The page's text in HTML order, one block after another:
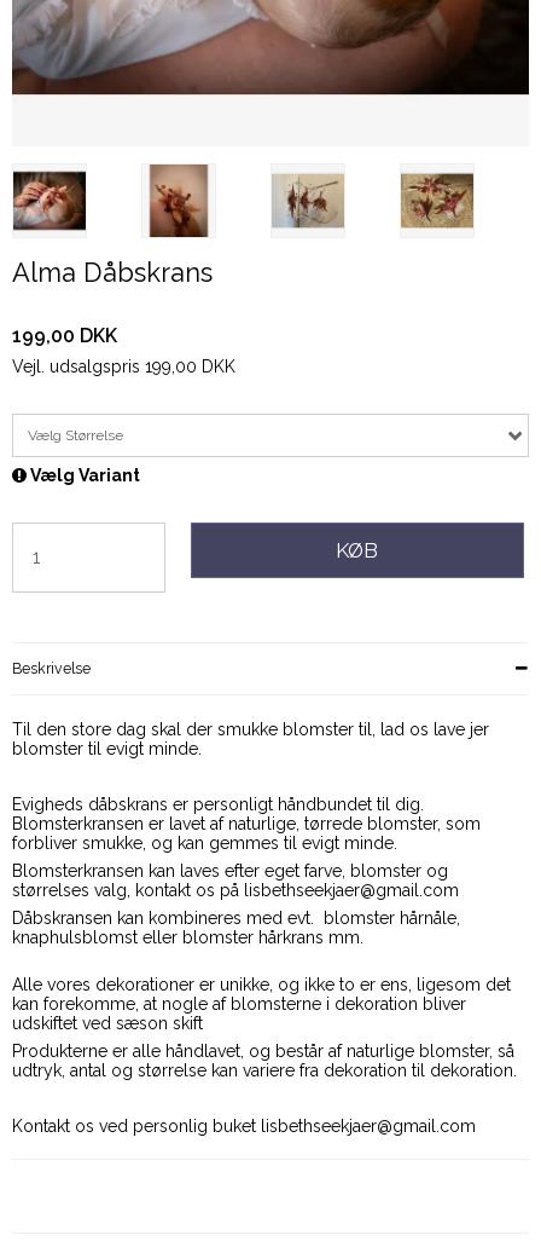
Alma Dåbskrans
199,00 DKK
Vejl. udsalgspris 199,00 DKK
Vælg Størrelse
Vælg Variant
KØB
Beskrivelse
Til den store dag skal der smukke blomster til, lad os lave jer
blomster til evigt minde.
Evigheds dåbskrans er personligt håndbundet til dig.
Blomsterkransen er lavet af naturlige, tørrede blomster, som
forbliver smukke, og kan gemmes til evigt minde.
Blomsterkransen kan laves efter eget farve, blomster og
størrelses valg, kontakt os på lisbethseekjaer@gmail.com
Dåbskransen kan kombineres med evt. blomster hårnåle,
knaphulsblomst eller blomster hårkrans mm.
Alle vores dekorationer er unikke, og ikke to er ens, ligesom det
kan forekomme, at nogle af blomsterne i dekoration bliver
udskiftet ved sæson skift
Produkterne er alle håndlavet, og består af naturlige blomster, så
udtryk, antal og størrelse kan variere fra dekoration til dekoration.
Kontakt os ved personlig buket lisbethseekjaer@gmail.com